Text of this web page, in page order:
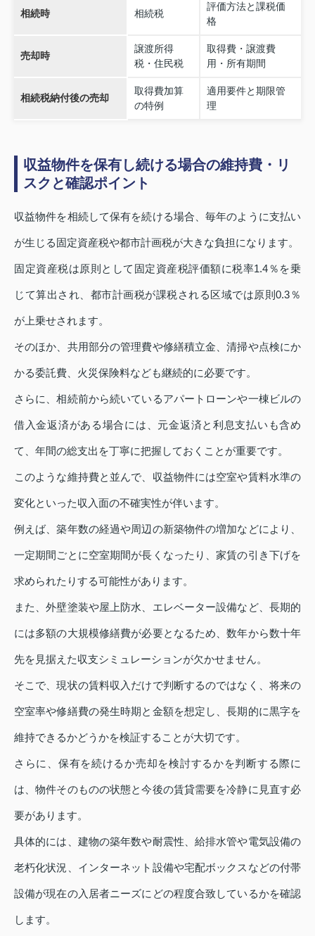
相続時 相続税
評価方法と課税価
格
売却時
譲渡所得
税・住民税
取得費・譲渡費
用・所有期間
相続税納付後の売却
取得費加算
の特例
適用要件と期限管
理
収益物件を保有し続ける場合の維持費・リ
スクと確認ポイント
収益物件を相続して保有を続ける場合、毎年のように支払い
が生じる固定資産税や都市計画税が大きな負担になります。
固定資産税は原則として固定資産税評価額に税率1.4％を乗
じて算出され、都市計画税が課税される区域では原則0.3％
が上乗せされます。
そのほか、共用部分の管理費や修繕積立金、清掃や点検にか
かる委託費、火災保険料なども継続的に必要です。
さらに、相続前から続いているアパートローンや一棟ビルの
借入金返済がある場合には、元金返済と利息支払いも含め
て、年間の総支出を丁寧に把握しておくことが重要です。
このような維持費と並んで、収益物件には空室や賃料水準の
変化といった収入面の不確実性が伴います。
例えば、築年数の経過や周辺の新築物件の増加などにより、
一定期間ごとに空室期間が長くなったり、家賃の引き下げを
求められたりする可能性があります。
また、外壁塗装や屋上防水、エレベーター設備など、長期的
には多額の大規模修繕費が必要となるため、数年から数十年
先を見据えた収支シミュレーションが欠かせません。
そこで、現状の賃料収入だけで判断するのではなく、将来の
空室率や修繕費の発生時期と金額を想定し、長期的に黒字を
維持できるかどうかを検証することが大切です。
さらに、保有を続けるか売却を検討するかを判断する際に
は、物件そのものの状態と今後の賃貸需要を冷静に見直す必
要があります。
具体的には、建物の築年数や耐震性、給排水管や電気設備の
老朽化状況、インターネット設備や宅配ボックスなどの付帯
設備が現在の入居者ニーズにどの程度合致しているかを確認
します。